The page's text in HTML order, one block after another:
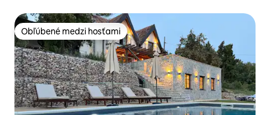
Obľúbené medzi hosťami
Obľúbené medzi hosťami